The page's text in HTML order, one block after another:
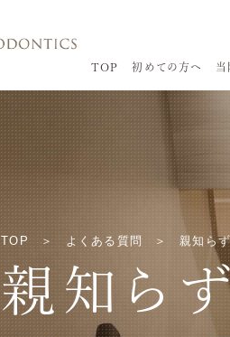
TOP 初めての方へ 当
TOP よくある質問 親知ら
親知ら